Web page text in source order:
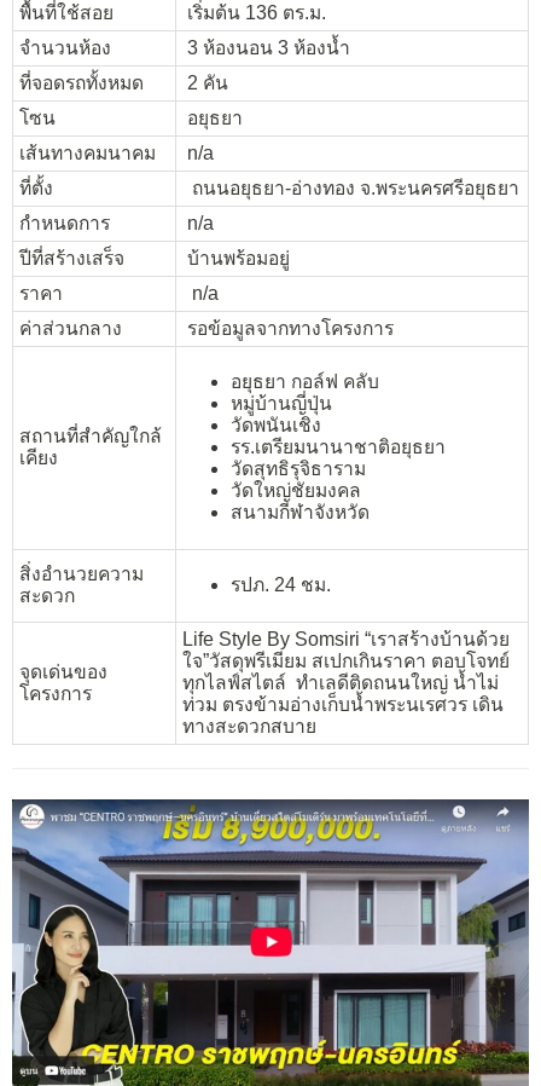
พื้นที่ใช้สอย
เริ่มต้น 136 ตร.ม.
จำนวนห้อง
3 ห้องนอน 3 ห้องน้ำ
ที่จอดรถทั้งหมด
2 คัน
โซน
อยุธยา
เส้นทางคมนาคม
n/a
ที่ตั้ง
ถนนอยุธยา-อ่างทอง จ.พระนครศรีอยุธยา
กำหนดการ
n/a
ปีที่สร้างเสร็จ
บ้านพร้อมอยู่
ราคา
n/a
ค่าส่วนกลาง
รอข้อมูลจากทางโครงการ
สถานที่สำคัญใกล้
เคียง
อยุธยา กอล์ฟ คลับ
หมู่บ้านญี่ปุ่น
วัดพนันเชิง
รร.เตรียมนานาชาติอยุธยา
วัดสุทธิรุจิธาราม
วัดใหญ่ชัยมงคล
สนามกีฬาจังหวัด
สิ่งอำนวยความ
สะดวก
รปภ. 24 ชม.
จุดเด่นของ
โครงการ
Life Style By Somsiri “เราสร้างบ้านด้วย
ใจ”วัสดุพรีเมียม สเปกเกินราคา ตอบโจทย์
ทุกไลฟ์สไตล์ ทำเลดีติดถนนใหญ่ น้ำไม่
ท่วม ตรงข้ามอ่างเก็บน้ำพระนเรศวร เดิน
ทางสะดวกสบาย